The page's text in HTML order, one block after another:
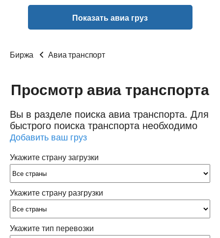
Показать авиа груз
Биржа Авиа транспорт
Просмотр авиа транспорта
Вы в разделе поиска авиа транспорта. Для
быстрого поиска транспорта необходимо
Добавить ваш груз
Укажите страну загрузки
Укажите страну разгрузки
Укажите тип перевозки